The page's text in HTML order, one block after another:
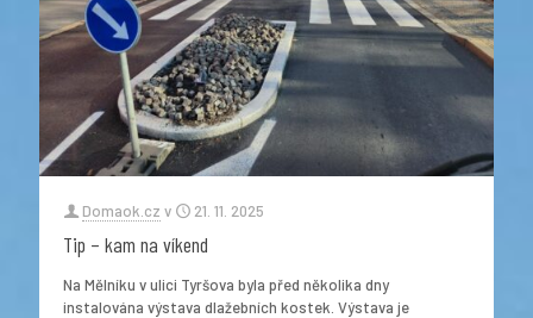
Domaok.cz v 21. 11. 2025
Tip – kam na víkend
Na Mělníku v ulici Tyršova byla před několika dny
instalována výstava dlažebních kostek. Výstava je